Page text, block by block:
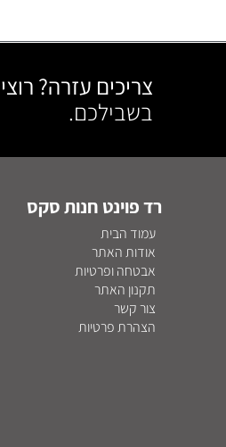
צריכים עזרה?
בשבילכם.
רד פוינט חנות סקס
עמוד הבית
אודות האתר
אבטחה ופרטיות
תקנון האתר
צור קשר
הצהרת פרטיות